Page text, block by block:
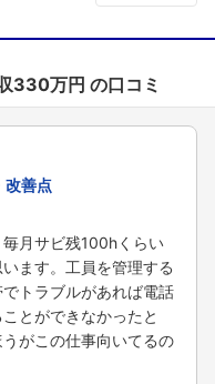
330万円 の口コミ
改善点
月サビ残100hくらい
ます。工員を管理する
トラブルがあれば電話
とができなかったと
がこの仕事向いてるの